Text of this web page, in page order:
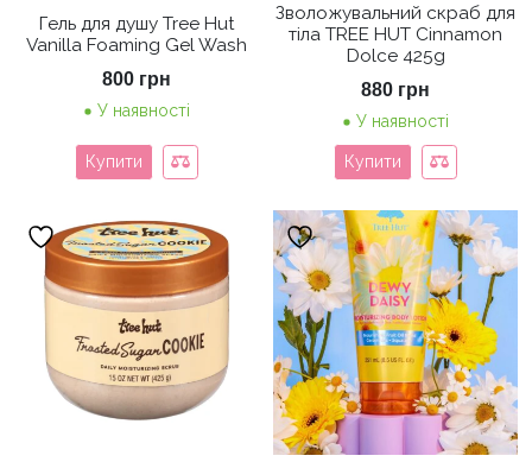
Гель для душу Tree Hut
Vanilla Foaming Gel Wash
800 грн
У наявності
Купити
Зволожувальний скраб для
тіла TREE HUT Cinnamon
Dolce 425g
880 грн
У наявності
Купити